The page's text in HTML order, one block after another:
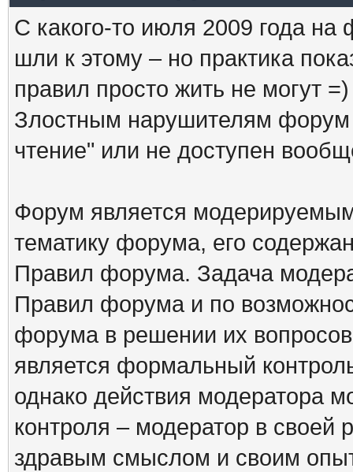
С какого-то июля 2009 года
шли к этому – но практика
правил просто жить не могут =)
Злостным нарушителям форум
чтение" или не доступен
Форум является
тематику форума, его
Правил форума. Задача
Правил форума и по
форума в решении их
является формальный
однако действия модератора
контроля – модератор в своей
здравым смыслом и своим